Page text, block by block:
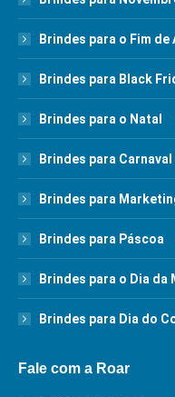
Brindes para o Fim de
Brindes para Black
Brindes para o Natal
Brindes para Carnaval
Brindes para
Brindes para Páscoa
Brindes para o Dia da
Brindes para Dia do
Fale com a Roar